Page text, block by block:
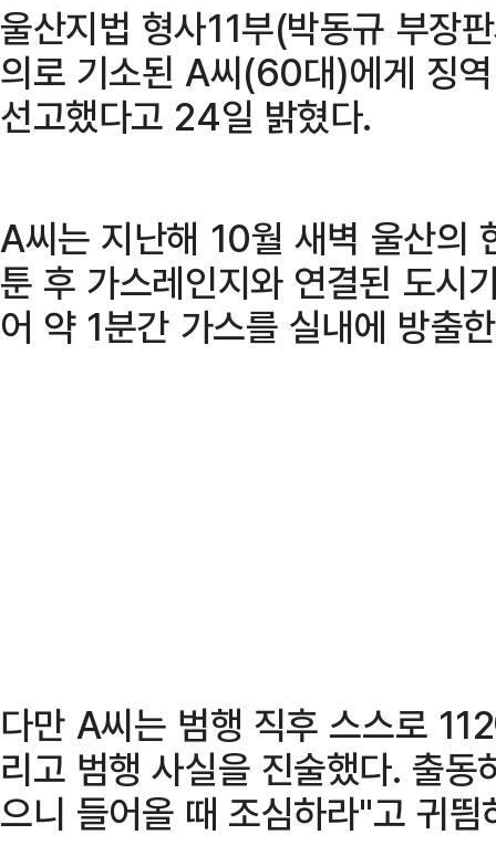
울산지법 형사11부(박동규 부장
의로 기소된 A씨(60대)에게 징
선고했다고 24일 밝혔다.
A씨는 지난해 10월 새벽 울산의
툰 후 가스레인지와 연결된 도시
어 약 1분간 가스를 실내에 방출
다만 A씨는 범행 직후 스스로
리고 범행 사실을 진술했다. 출
으니 들어올 때 조심하라"고 귀띔